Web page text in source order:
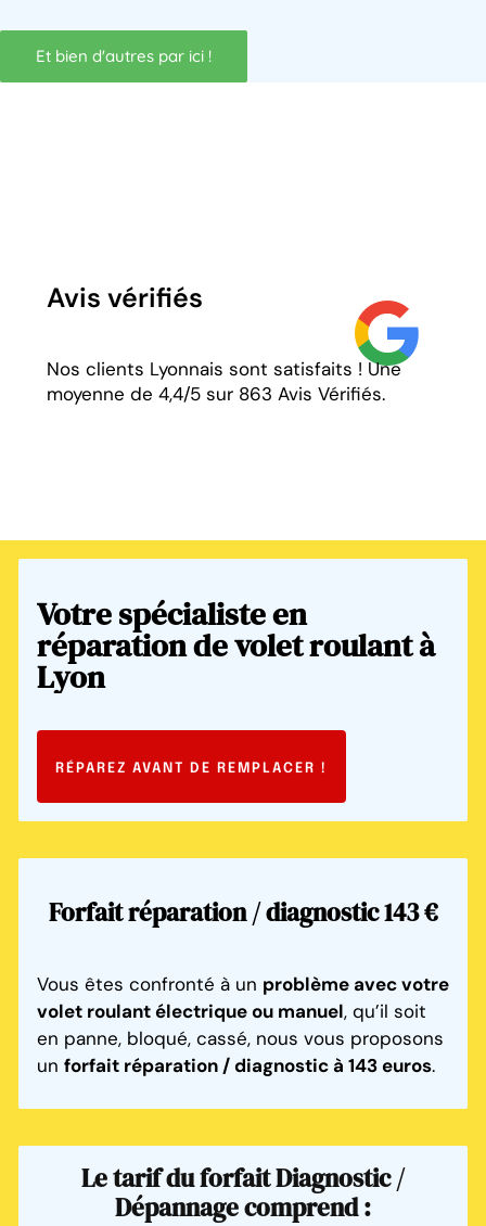
Et bien d'autres par ici !
Avis vérifiés​
Nos clients Lyonnais sont satisfaits ! Une
moyenne de 4,4/5 sur 863 Avis Vérifiés.
Votrespécialisteen
réparationdevoletroulantà
Lyon
RÉPAREZ AVANT DE REMPLACER !
Forfait réparation / diagnostic143 €
Vous êtes confronté à un problème avec votre
volet roulant électrique ou manuel, qu’il soit
en panne, bloqué, cassé, nous vous proposons
un forfait réparation / diagnostic à 143 euros.
Le tarif du forfait Diagnostic /
Dépannage comprend :